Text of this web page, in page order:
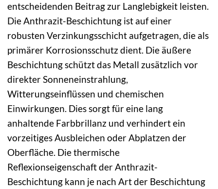
entscheidenden Beitrag zur Langlebigkeit leisten.
Die Anthrazit-Beschichtung ist auf einer
robusten Verzinkungsschicht aufgetragen, die als
primärer Korrosionsschutz dient. Die äußere
Beschichtung schützt das Metall zusätzlich vor
direkter Sonneneinstrahlung,
Witterungseinflüssen und chemischen
Einwirkungen. Dies sorgt für eine lang
anhaltende Farbbrillanz und verhindert ein
vorzeitiges Ausbleichen oder Abplatzen der
Oberfläche. Die thermische
Reflexionseigenschaft der Anthrazit-
Beschichtung kann je nach Art der Beschichtung